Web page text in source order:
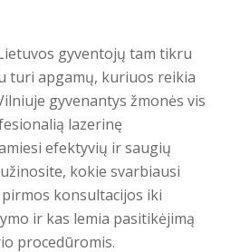
gyventojų tam tikru
turi apgamų, kuriuos reikia
gyvenantys žmonės vis
lazerinę
efektyvių ir saugių
kokie svarbiausi
konsultacijos iki
ir kas lemia pasitikėjimą
procedūromis.